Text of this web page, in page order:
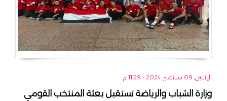
الإثنين, 09 سبتمبر 2024 - 11:29 م
وزارة الشباب والرياضة تستقبل بعثة المنتخب القومي